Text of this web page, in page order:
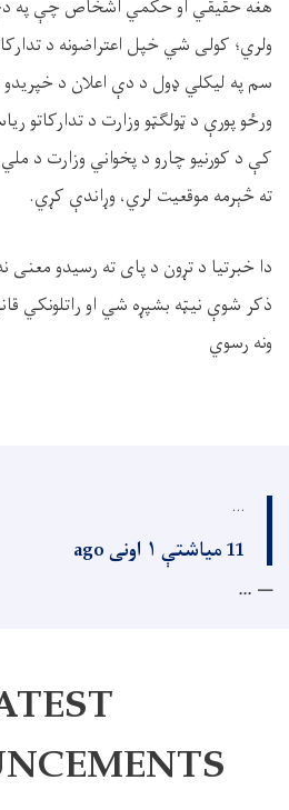
هغه حقيقي او حکمي اشخاص چې په
ولري؛ کولی شي خپل اعتراضونه د
سم په ليکلي ډول د دې اعلان د خپریدو
ورځو پورې د ټولګټو وزارت د تدارکاتو
کې د کورنیو چارو د پخواني وزارت د
ته څېرمه موقعیت لري، وړاندې کړي.
دا خبرتيا د تړون د پای ته رسیدو معنی
ذکر شوې نیټه بشپړه شي او راتلونکي
ونه رسوي
...
11 میاشتې ۱ اونی ago
...